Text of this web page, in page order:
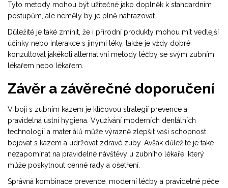
Tyto metody mohou být užitečné jako doplněk k standardním
postupům, ale neměly by je plně nahrazovat.
Důležité je také zmínit, že i přírodní produkty mohou mít vedlejší
účinky nebo interakce s jinými léky, takže je vždy dobré
konzultovat jakékoli alternativní metody léčby se svým zubním
lékařem nebo lékařem.
Závěr a závěrečné doporučení
V boji s zubním kazem je klíčovou strategií prevence a
pravidelná ústní hygiena. Využívání moderních dentálních
technologií a materiálů může výrazně zlepšit vaši schopnost
bojovat s kazem a udržovat zdravé zuby. Avšak důležité je také
nezapomínat na pravidelné návštěvy u zubního lékaře, který
může poskytnout cenné rady a ošetření.
Správná kombinace prevence, moderní léčby a pravidelné péče